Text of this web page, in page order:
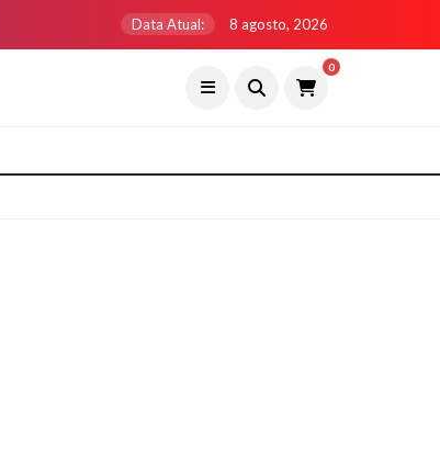
Data Atual: 8 agosto, 2026
0